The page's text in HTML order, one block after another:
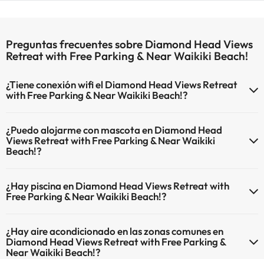
Preguntas frecuentes sobre Diamond Head Views
Retreat with Free Parking & Near Waikiki Beach!
¿Tiene conexión wifi el Diamond Head Views Retreat
with Free Parking & Near Waikiki Beach!?
Beach! dispone de Wi-Fi.
¿Puedo alojarme con mascota en Diamond Head
Views Retreat with Free Parking & Near Waikiki
Beach!?
Beach! no se admiten mascotas.
¿Hay piscina en Diamond Head Views Retreat with
Free Parking & Near Waikiki Beach!?
Beach! tiene piscina (este servicio puede ser de pago) Aquí tienes
más info sobre la piscina y otras instalaciones.
¿Hay aire acondicionado en las zonas comunes en
Diamond Head Views Retreat with Free Parking &
Near Waikiki Beach!?